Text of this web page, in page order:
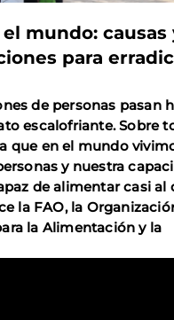
mundo: causas
para
de personas pasan
escalofriante. Sobre
que en el mundo
y nuestra
de alimentar casi al
la FAO, la
la Alimentación y la